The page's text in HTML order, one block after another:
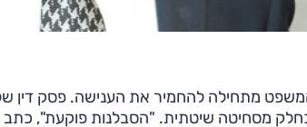
מסחיטה שיטתית. "הסבלנות פוקעת", כתב